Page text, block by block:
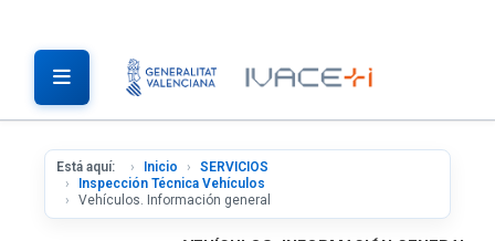
Está aquí: Inicio
SERVICIOS
Inspección Técnica Vehículos
Vehículos. Información general